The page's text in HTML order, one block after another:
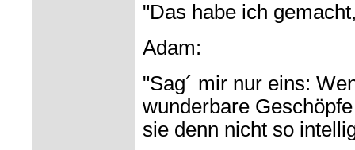
"Das habe ich
Adam:
"Sag´ mir nur eins:
wunderbare
sie denn nicht so